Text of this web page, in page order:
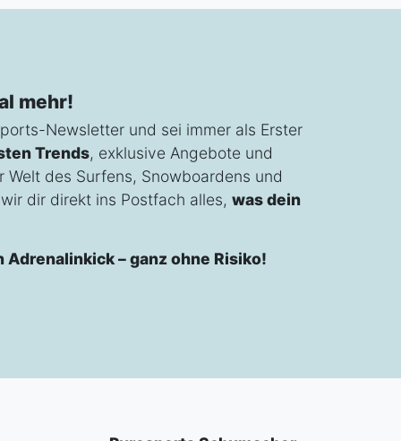
mehr!
Newsletter und sei immer als Erster
Trends, exklusive Angebote und
Welt des Surfens, Snowboardens und
dir direkt ins Postfach alles, was dein
Adrenalinkick – ganz ohne Risiko!